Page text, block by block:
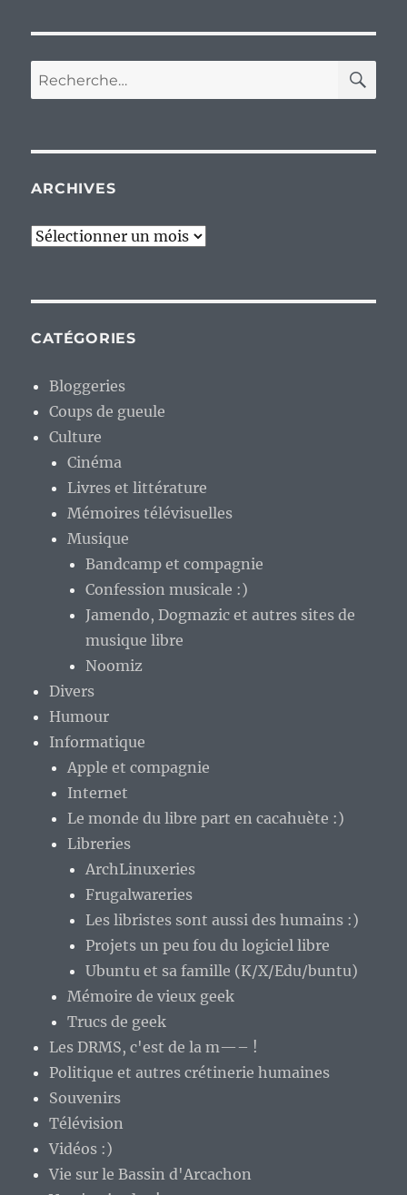
Recherche
pour :
ARCHIVES
Archives
CATÉGORIES
Bloggeries
Coups de gueule
Culture
Cinéma
Livres et littérature
Mémoires télévisuelles
Musique
Bandcamp et compagnie
Confession musicale :)
Jamendo, Dogmazic et autres sites de
musique libre
Noomiz
Divers
Humour
Informatique
Apple et compagnie
Internet
Le monde du libre part en cacahuète :)
Libreries
ArchLinuxeries
Frugalwareries
Les libristes sont aussi des humains :)
Projets un peu fou du logiciel libre
Ubuntu et sa famille (K/X/Edu/buntu)
Mémoire de vieux geek
Trucs de geek
Les DRMS, c'est de la m—– !
Politique et autres crétinerie humaines
Souvenirs
Télévision
Vidéos :)
Vie sur le Bassin d'Arcachon